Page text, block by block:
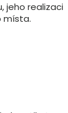
jeho realizaci
místa.